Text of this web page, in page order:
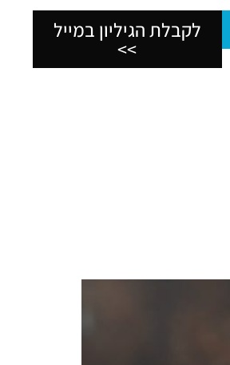
לקבלת הגיליון במייל
>>